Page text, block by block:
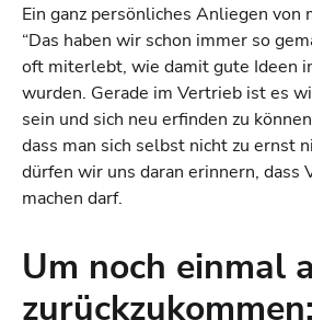
Ein ganz persönliches Anliegen von
“Das haben wir schon immer so
oft miterlebt, wie damit gute Ideen
wurden. Gerade im Vertrieb ist es
sein und sich neu erfinden zu
dass man sich selbst nicht zu ernst
dürfen wir uns daran erinnern, dass
machen darf.
Um noch einmal